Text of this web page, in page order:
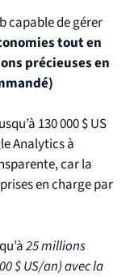
capable de gérer
tout en
précieuses en
130 000 $ US
Analytics à
car la
en charge par
25 millions
$ US/an) avec la